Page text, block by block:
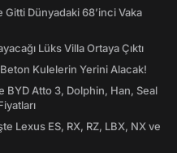
Dünyadaki 68’inci Vaka
Lüks Villa Ortaya Çıktı
Beton Kulelerin Yerini Alacak!
BYD Atto 3, Dolphin, Han, Seal
Lexus ES, RX, RZ, LBX, NX ve